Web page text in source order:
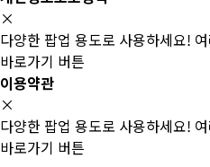
×
다양한 팝업 용도로 사용하세요!
바로가기 버튼
이용약관
×
다양한 팝업 용도로 사용하세요!
바로가기 버튼